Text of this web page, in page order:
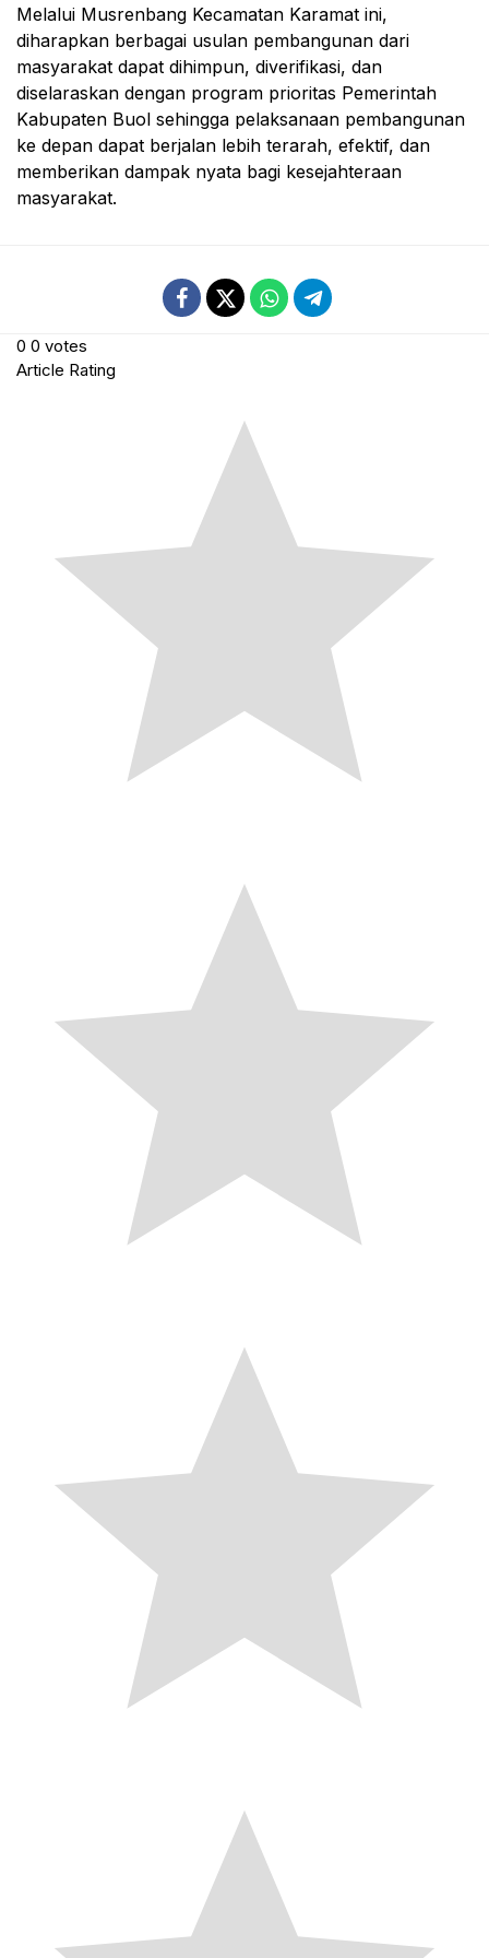
Melalui Musrenbang Kecamatan Karamat ini,
diharapkan berbagai usulan pembangunan dari
masyarakat dapat dihimpun, diverifikasi, dan
diselaraskan dengan program prioritas Pemerintah
Kabupaten Buol sehingga pelaksanaan pembangunan
ke depan dapat berjalan lebih terarah, efektif, dan
memberikan dampak nyata bagi kesejahteraan
masyarakat.
0 0 votes
Article Rating